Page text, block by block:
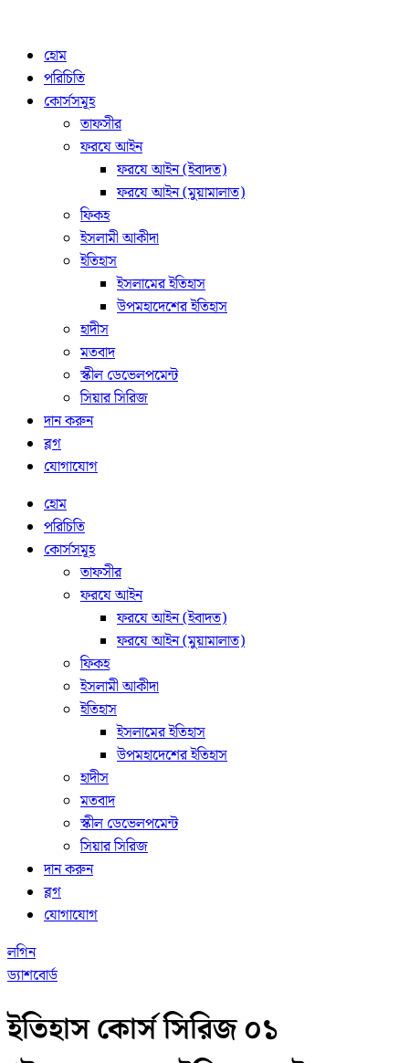
হোম
পরিচিতি
কোর্সসমূহ
তাফসীর
ফরযে আইন
ফরযে আইন (ইবাদত)
ফরযে আইন (মুয়ামালাত)
ফিকহ
ইসলামী আকীদা
ইতিহাস
ইসলামের ইতিহাস
উপমহাদেশের ইতিহাস
হাদীস
মতবাদ
স্কীল ডেভেলপমেন্ট
সিয়ার সিরিজ
দান করুন
ব্লগ
যোগাযোগ
হোম
পরিচিতি
কোর্সসমূহ
তাফসীর
ফরযে আইন
ফরযে আইন (ইবাদত)
ফরযে আইন (মুয়ামালাত)
ফিকহ
ইসলামী আকীদা
ইতিহাস
ইসলামের ইতিহাস
উপমহাদেশের ইতিহাস
হাদীস
মতবাদ
স্কীল ডেভেলপমেন্ট
সিয়ার সিরিজ
দান করুন
ব্লগ
যোগাযোগ
লগিন
ড্যাশবোর্ড
ইতিহাস কোর্স সিরিজ ০১